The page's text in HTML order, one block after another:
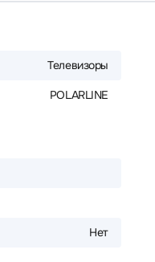
Телевизоры
POLARLINE
Нет